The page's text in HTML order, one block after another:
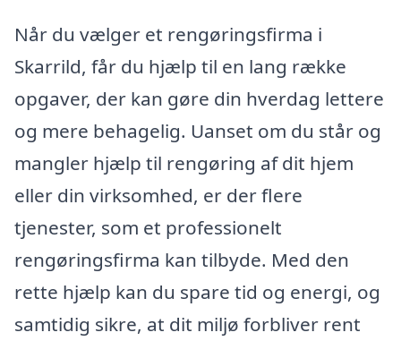
Når du vælger et rengøringsfirma i
Skarrild, får du hjælp til en lang række
opgaver, der kan gøre din hverdag lettere
og mere behagelig. Uanset om du står og
mangler hjælp til rengøring af dit hjem
eller din virksomhed, er der flere
tjenester, som et professionelt
rengøringsfirma kan tilbyde. Med den
rette hjælp kan du spare tid og energi, og
samtidig sikre, at dit miljø forbliver rent